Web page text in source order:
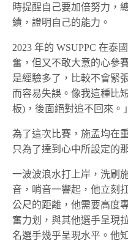
時提醒自己要加倍努力，
績，證明自己的能力。
2023 年的 WSUPPC 在泰
奮，但又不敢大意的心參
是經驗多了，比較不會緊
而容易失誤。像我這種比
板)，後面絕對追不回來。」
為了這次比賽，施孟均在
只為了達到心中所設定的
一波波浪水打上岸，洗刷
音，哨音一響起，他立刻
公尺的距離，他需要高度
奮力划，與其他選手呈現
名選手幾乎呈現水平。他